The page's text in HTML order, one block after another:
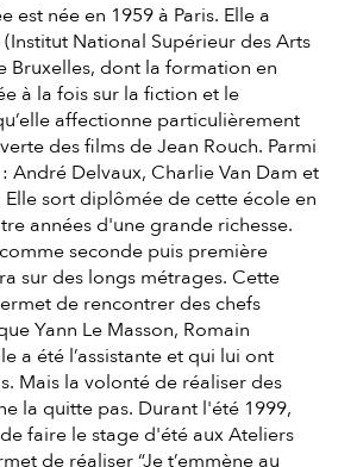
est née en 1959 à Paris. Elle a
(Institut National Supérieur des Arts
Bruxelles, dont la formation en
à la fois sur la fiction et le
affectionne particulièrement
des films de Jean Rouch. Parmi
André Delvaux, Charlie Van Dam et
Elle sort diplômée de cette école en
années d'une grande richesse.
seconde puis première
sur des longs métrages. Cette
de rencontrer des chefs
Yann Le Masson, Romain
a été l’assistante et qui lui ont
Mais la volonté de réaliser des
la quitte pas. Durant l'été 1999,
faire le stage d'été aux Ateliers
de réaliser “Je t’emmène au